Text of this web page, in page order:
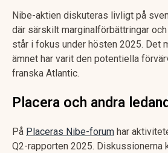
Nibe-aktien diskuteras livligt på
där särskilt marginalförbättringar
står i fokus under hösten 2025. Det
ämnet har varit den potentiella
franska Atlantic.
Placera och andra
På Placeras Nibe-forum har
Q2-rapporten 2025. Diskussionerna